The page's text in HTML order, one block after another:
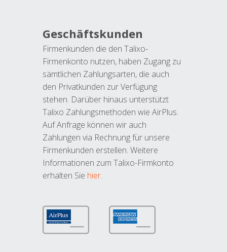
Geschäftskunden
Firmenkunden die den Talixo-
Firmenkonto nutzen, haben Zugang zu
sämtlichen Zahlungsarten, die auch
den Privatkunden zur Verfügung
stehen. Darüber hinaus unterstützt
Talixo Zahlungsmethoden wie AirPlus.
Auf Anfrage können wir auch
Zahlungen via Rechnung für unsere
Firmenkunden erstellen. Weitere
Informationen zum Talixo-Firmkonto
erhalten Sie hier.